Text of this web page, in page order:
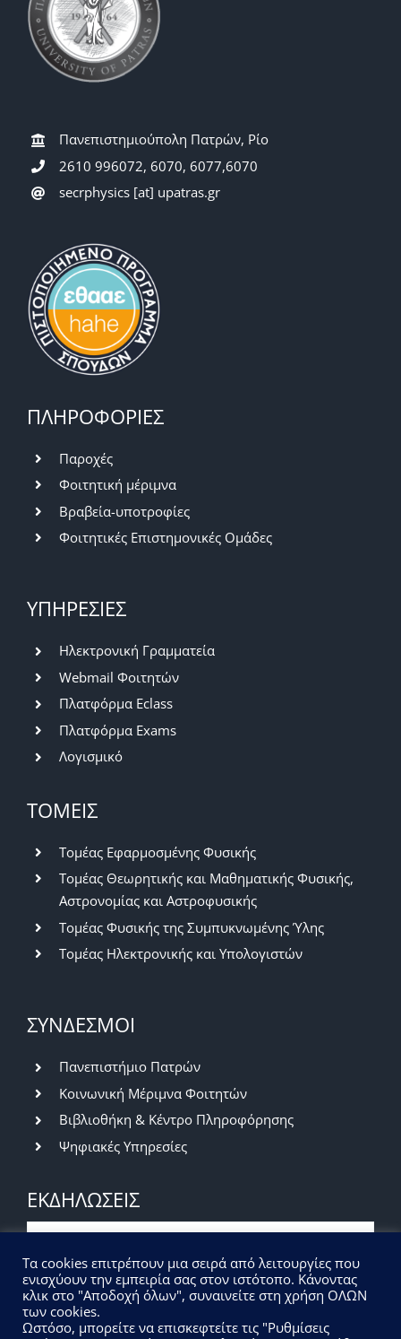
Πανεπιστημιούπολη Πατρών, Ρίο
2610 996072, 6070, 6077,6070
secrphysics [at] upatras.gr
ΠΛΗΡΟΦΟΡΙΕΣ
Παροχές
Φοιτητική μέριμνα
Βραβεία-υποτροφίες
Φοιτητικές Επιστημονικές Ομάδες
ΥΠΗΡΕΣΙΕΣ
Ηλεκτρονική Γραμματεία
Webmail Φοιτητών
Πλατφόρμα Eclass
Πλατφόρμα Exams
Λογισμικό
ΤΟΜΕΙΣ
Τομέας Εφαρμοσμένης Φυσικής
Τομέας Θεωρητικής και Μαθηματικής Φυσικής,
Αστρονομίας και Αστροφυσικής
Τομέας Φυσικής της Συμπυκνωμένης Ύλης
Τομέας Ηλεκτρονικής και Υπολογιστών
ΣΥΝΔΕΣΜΟΙ
Πανεπιστήμιο Πατρών
Κοινωνική Μέριμνα Φοιτητών
Βιβλιοθήκη & Κέντρο Πληροφόρησης
Ψηφιακές Υπηρεσίες
ΕΚΔΗΛΩΣΕΙΣ
Βραδιά του Ερευνητή 2026 | Πρόσκληση
εκδήλωσης ενδιαφέροντος
07/07/2026 | Εκδηλώσεις
Τα cookies επιτρέπουν μια σειρά από λειτουργίες που
ενισχύουν την εμπειρία σας στον ιστότοπο. Κάνοντας
κλικ στο "Αποδοχή όλων", συναινείτε στη χρήση ΟΛΩΝ
των cookies.
Ωστόσο, μπορείτε να επισκεφτείτε τις "Ρυθμίσεις